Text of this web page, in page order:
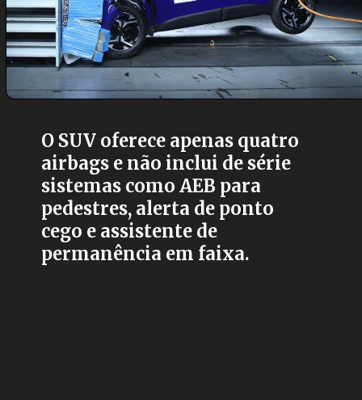
O SUV oferece apenas quatro
airbags e não inclui de série
sistemas como AEB para
pedestres, alerta de ponto
cego e assistente de
permanência em faixa.